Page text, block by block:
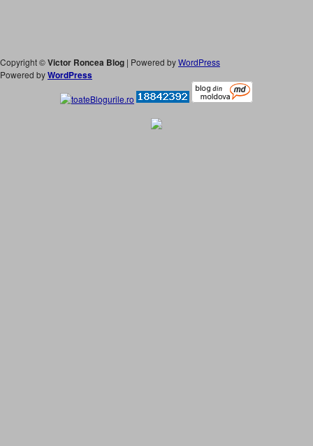
Copyright ©Victor Roncea Blog | Powered byWordPress
Powered byWordPress